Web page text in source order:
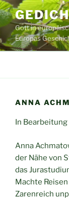
Zum
Inhalt
springen
Gott in
Europas
ANNA
In Bearbeitung
Anna
der Nähe von
das
Machte
Zarenreich